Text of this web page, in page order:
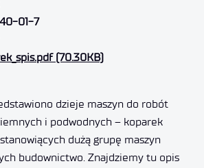
01-7
(70.30KB)
dzieje maszyn do robót
i podwodnych – koparek
dużą grupę maszyn
budownictwo. Znajdziemy tu opis